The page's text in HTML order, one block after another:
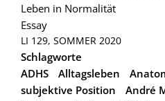
Leben in Normalität
Essay
LI 129, SOMMER 2020
Schlagworte
ADHS
Alltagsleben
subjektive Position
André